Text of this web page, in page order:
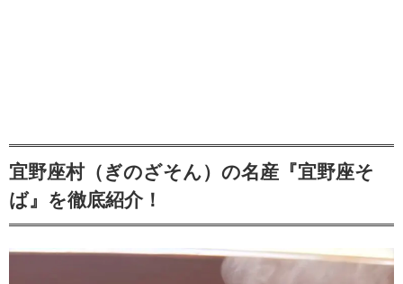
宜野座村（ぎのざそん）の名産『宜野座そ
ば』を徹底紹介！